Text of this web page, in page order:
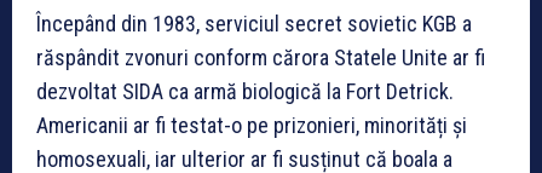
Începând din 1983, serviciul secret sovietic KGB a
răspândit zvonuri conform cărora Statele Unite ar fi
dezvoltat SIDA ca armă biologică la Fort Detrick.
Americanii ar fi testat-o pe prizonieri, minorități și
homosexuali, iar ulterior ar fi susținut că boala a